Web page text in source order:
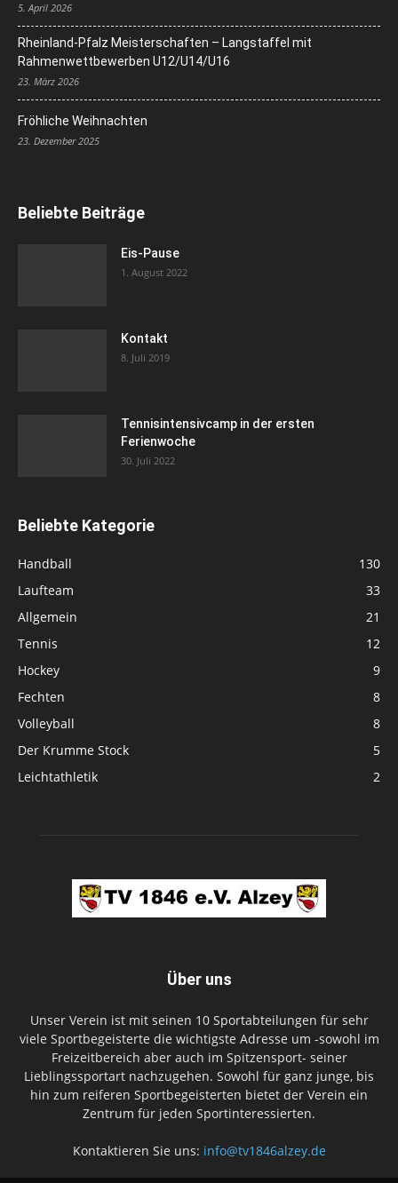
5. April 2026
Rheinland-Pfalz Meisterschaften – Langstaffel mit
Rahmenwettbewerben U12/U14/U16
23. März 2026
Fröhliche Weihnachten
23. Dezember 2025
Beliebte Beiträge
Eis-Pause
1. August 2022
Kontakt
8. Juli 2019
Tennisintensivcamp in der ersten
Ferienwoche
30. Juli 2022
Beliebte Kategorie
Handball
130
Laufteam
33
Allgemein
21
Tennis
12
Hockey
9
Fechten
8
Volleyball
8
Der Krumme Stock
5
Leichtathletik
2
Über uns
Unser Verein ist mit seinen 10 Sportabteilungen für sehr
viele Sportbegeisterte die wichtigste Adresse um -sowohl im
Freizeitbereich aber auch im Spitzensport- seiner
Lieblingssportart nachzugehen. Sowohl für ganz junge, bis
hin zum reiferen Sportbegeisterten bietet der Verein ein
Zentrum für jeden Sportinteressierten.
Kontaktieren Sie uns: info@tv1846alzey.de